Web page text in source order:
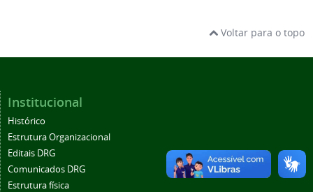
Voltar para o topo
Institucional
Histórico
Estrutura Organizacional
Editais DRG
Comunicados DRG
Estrutura física